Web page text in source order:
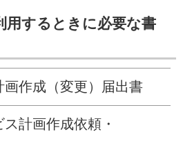
用するときに必要な書
作成（変更）届出書
計画作成依頼・